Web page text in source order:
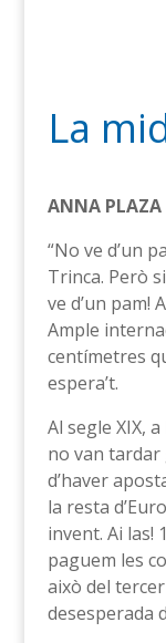
La
ANNA PLAZA
“No ve d’un
Trinca. Però
ve d’un pam!
Ample
centímetres
espera’t.
Al segle XIX,
no van tardar
d’haver
la resta
invent. Ai las!
paguem les
això del
desesperada